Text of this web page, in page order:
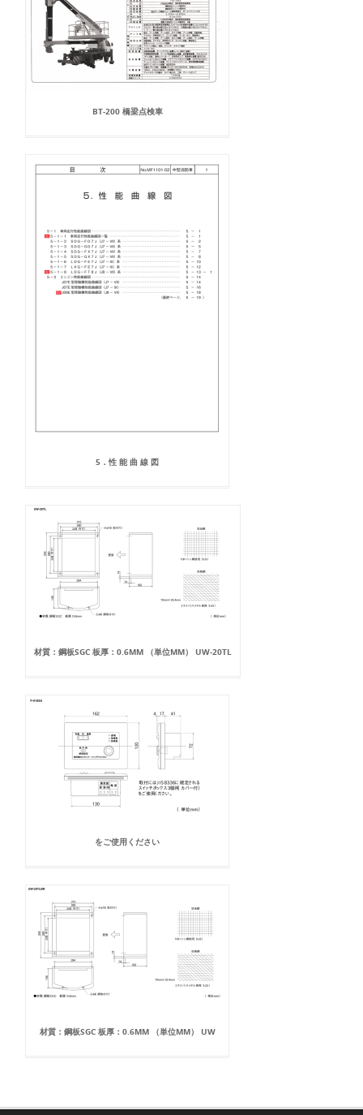
BT-200 橋梁点検車
5．性 能 曲 線 図
材質：鋼板SGC 板厚：0.6MM （単位MM） UW-20TL
をご使用ください
材質：鋼板SGC 板厚：0.6MM （単位MM） UW